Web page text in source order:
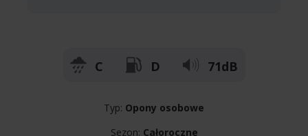
C D 71dB
Typ: Opony osobowe
Sezon: Całoroczne